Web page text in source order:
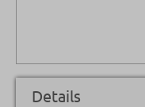
Details